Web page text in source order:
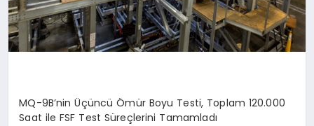
MQ-9B’nin Üçüncü Ömür Boyu Testi, Toplam 120.000
Saat ile FSF Test Süreçlerini Tamamladı